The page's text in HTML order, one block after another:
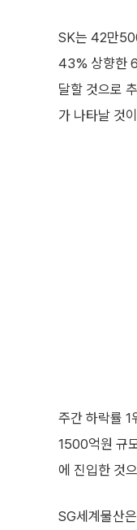
SK는 42만
43% 상향한
달할 것으로
가 나타날 것
주간 하락률
1500억원 규
에 진입한 것
SG세계물산